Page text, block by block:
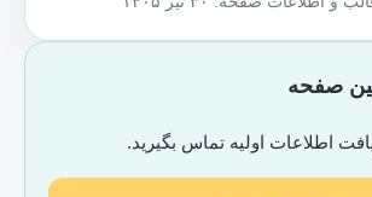
صفحه
اطلاعات اولیه تماس بگیرید.